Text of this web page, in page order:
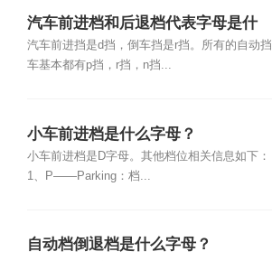
汽车前进档和后退档代表字母是什
么？
汽车前进挡是d挡，倒车挡是r挡。所有的自动挡
车基本都有p挡，r挡，n挡...
小车前进档是什么字母？
小车前进档是D字母。其他档位相关信息如下：
1、P——Parking：档...
自动档倒退档是什么字母？